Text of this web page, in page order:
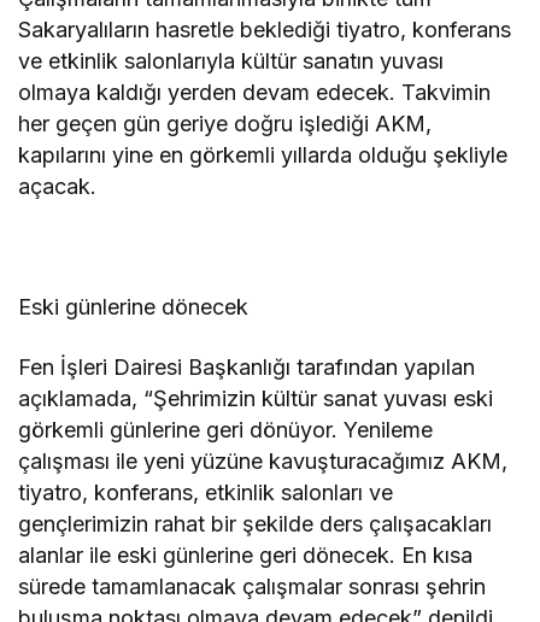
Sakaryalıların hasretle beklediği tiyatro, konferans
ve etkinlik salonlarıyla kültür sanatın yuvası
olmaya kaldığı yerden devam edecek. Takvimin
her geçen gün geriye doğru işlediği AKM,
kapılarını yine en görkemli yıllarda olduğu şekliyle
açacak.
Eski günlerine dönecek
Fen İşleri Dairesi Başkanlığı tarafından yapılan
açıklamada, “Şehrimizin kültür sanat yuvası eski
görkemli günlerine geri dönüyor. Yenileme
çalışması ile yeni yüzüne kavuşturacağımız AKM,
tiyatro, konferans, etkinlik salonları ve
gençlerimizin rahat bir şekilde ders çalışacakları
alanlar ile eski günlerine geri dönecek. En kısa
sürede tamamlanacak çalışmalar sonrası şehrin